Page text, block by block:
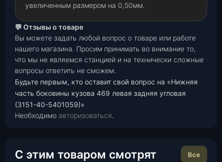
увеличенным размером на 0,50мм.
💬 Отзывы о товаре
Вы можете задать любой вопрос о товаре или работе
нашего магазина. Просим принимать во внимание то,
что мы не являемся станцией и на технически сложные
вопросы ответить не сможем.
Будьте первым, кто оставит свой вопрос на «Нижняя
часть боковины кузова 469 левая задняя угловая
(3151-40-5401059)»
Необходимо авторизоваться.
С этим товаром смотрят Все